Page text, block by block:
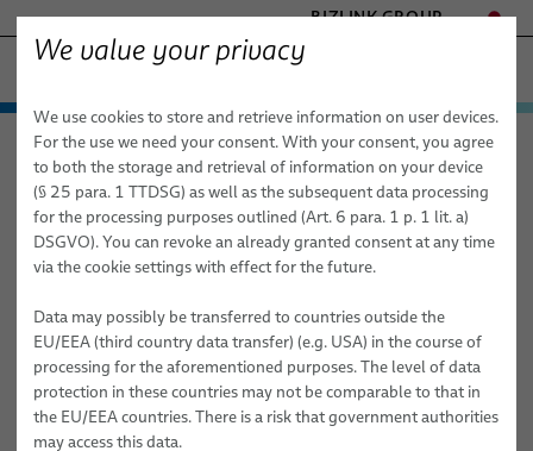
BIZLINK GROUP
- ENGINEERED SOLUTIONS
HEALTHCARE
MARINE
MOBILITY
SEMICONDUCTOR TECHNOLOGY
SILICONE CABLE SOLUTIONS
TELECOM & NETWORKING
製品 / サービス
オートメーションとドライブ
FieldLink® ケーブル
ケーブル組み立て品
サービス
ロボット
ドレスパックシステム
ファクトリーオートメーション & 機械 製品 / サービス
ロボット
動的オートメーション用途向け産業用ロボットホースおよびチューブ
動的オートメーション用途向け
産業用ロボットホースおよびチ
ューブ
We value your privacy
We use cookies to store and retrieve information on user devices.
For the use we need your consent. With your consent, you agree
to both the storage and retrieval of information on your device
(§ 25 para. 1 TTDSG) as well as the subsequent data processing
for the processing purposes outlined (Art. 6 para. 1 p. 1 lit. a)
DSGVO). You can revoke an already granted consent at any time
via the cookie settings with effect for the future.
Data may possibly be transferred to countries outside the
EU/EEA (third country data transfer) (e.g. USA) in the course of
processing for the aforementioned purposes. The level of data
protection in these countries may not be comparable to that in
the EU/EEA countries. There is a risk that government authorities
may access this data.